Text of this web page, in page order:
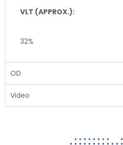
VLT (APPROX.):
32%
OD
Video